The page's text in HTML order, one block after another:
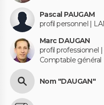
Pascal PAUGAM
profil personnel |
Marc DAUGAN
profil professionnel
Comptable général
Nom "DAUGAN"